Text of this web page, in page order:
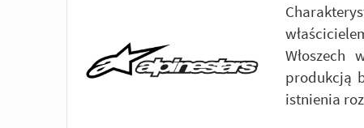
Włoszech
produkcją
istnienia